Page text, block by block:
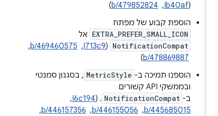
Ib40af
, ‏
b/479852824
)
הוספת קבוע של מפתח
EXTRA_PREFER_SMALL_ICON אל
NotificationCompat
(
I713c9
, ‏
b/469460575
,
b/478869887
)
הוספנו תמיכה ב- MetricStyle , בסגנון סמנטי
ובממשקי API קשורים
NotificationCompat
. (
I6c194
, ‏
b/445685015
, ‏
b/446155056
, ‏
b/446157356
, ‏